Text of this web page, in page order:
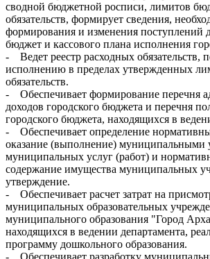
сводной бюджетной росписи, лимитов
обязательств, формирует сведения,
формирования и изменения поступлений
бюджет и кассового плана исполнения
- Ведет реестр расходных обязательств,
исполнению в пределах утвержденных
обязательств.
- Обеспечивает формирование перечня
доходов городского бюджета и перечня
городского бюджета, находящихся в
- Обеспечивает определение
оказание (выполнение) муниципальными
муниципальных услуг (работ) и
содержание имущества муниципальных
утверждение.
- Обеспечивает расчет затрат на
муниципальных образовательных
муниципального образования "Город
находящихся в ведении департамента,
программу дошкольного образования.
- Обеспечивает разработку